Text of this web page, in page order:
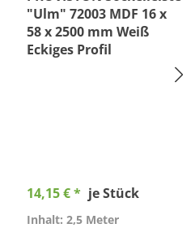
"Ulm" 72003 MDF 16 x
58 x 2500 mm Weiß
Eckiges Profil
14,15 € * je Stück
Inhalt: 2,5 Meter